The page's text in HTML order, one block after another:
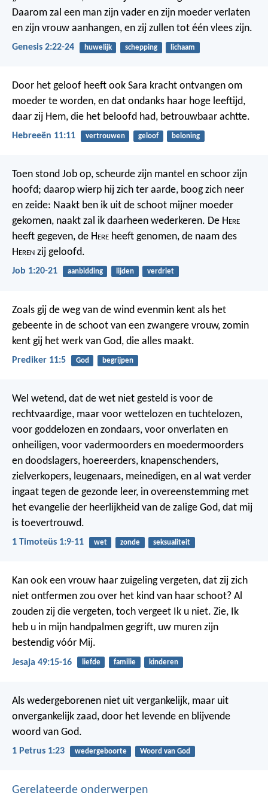
Daarom zal een man zijn vader en zijn moeder verlaten
en zijn vrouw aanhangen, en zij zullen tot één vlees zijn.
Genesis 2:22-24 huwelijk schepping lichaam
Door het geloof heeft ook Sara kracht ontvangen om
moeder te worden, en dat ondanks haar hoge leeftijd,
daar zij Hem, die het beloofd had, betrouwbaar achtte.
Hebreeën 11:11 vertrouwen geloof beloning
Toen stond Job op, scheurde zijn mantel en schoor zijn
hoofd; daarop wierp hij zich ter aarde, boog zich neer
en zeide: Naakt ben ik uit de schoot mijner moeder
gekomen, naakt zal ik daarheen wederkeren. De Here
heeft gegeven, de Here heeft genomen, de naam des
Heren zij geloofd.
Job 1:20-21 aanbidding lijden verdriet
Zoals gij de weg van de wind evenmin kent als het
gebeente in de schoot van een zwangere vrouw, zomin
kent gij het werk van God, die alles maakt.
Prediker 11:5 God begrijpen
Wel wetend, dat de wet niet gesteld is voor de
rechtvaardige, maar voor wettelozen en tuchtelozen,
voor goddelozen en zondaars, voor onverlaten en
onheiligen, voor vadermoorders en moedermoorders
en doodslagers, hoereerders, knapenschenders,
zielverkopers, leugenaars, meinedigen, en al wat verder
ingaat tegen de gezonde leer, in overeenstemming met
het evangelie der heerlijkheid van de zalige God, dat mij
is toevertrouwd.
1 Timoteüs 1:9-11 wet zonde seksualiteit
Kan ook een vrouw haar zuigeling vergeten, dat zij zich
niet ontfermen zou over het kind van haar schoot? Al
zouden zij die vergeten, toch vergeet Ik u niet. Zie, Ik
heb u in mijn handpalmen gegrift, uw muren zijn
bestendig vóór Mij.
Jesaja 49:15-16 liefde familie kinderen
Als wedergeborenen niet uit vergankelijk, maar uit
onvergankelijk zaad, door het levende en blijvende
woord van God.
1 Petrus 1:23 wedergeboorte Woord van God
Gerelateerde onderwerpen